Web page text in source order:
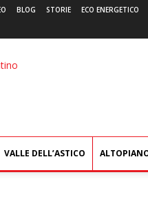
BLOG STORIE ECO ENERGETICO
VALLE DELL’ASTICO